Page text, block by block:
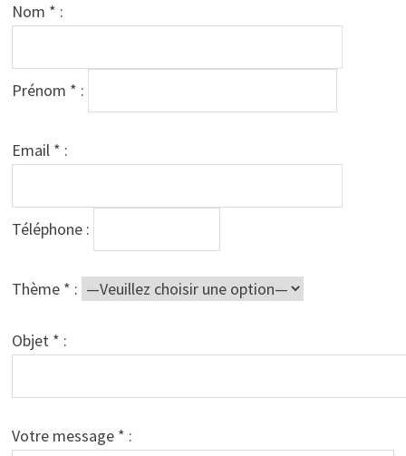
Nom * :
Prénom * :
Email * :
Téléphone :
Thème * :
Objet * :
Votre message * :